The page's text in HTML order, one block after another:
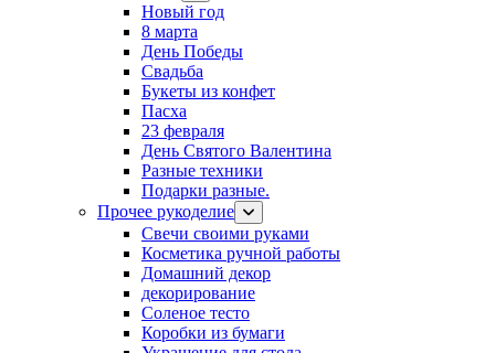
Новый год
8 марта
День Победы
Свадьба
Букеты из конфет
Пасха
23 февраля
День Святого Валентина
Разные техники
Подарки разные.
Прочее рукоделие
Свечи своими руками
Косметика ручной работы
Домашний декор
декорирование
Соленое тесто
Коробки из бумаги